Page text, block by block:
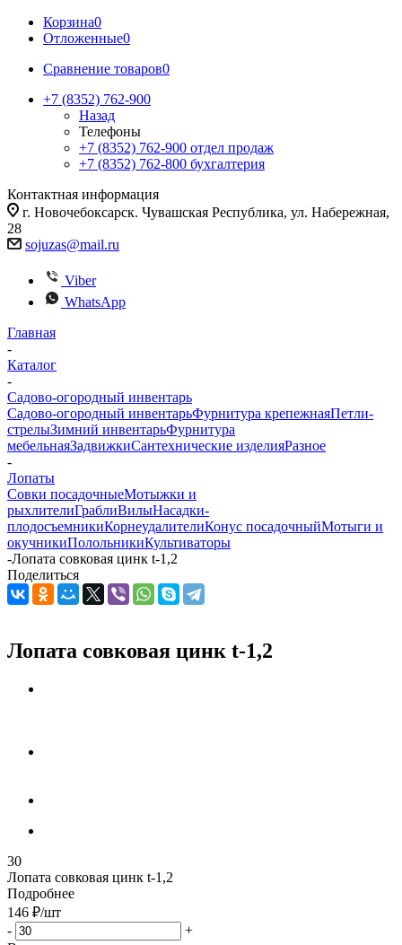
Корзина0
Отложенные0
Сравнение товаров0
+7 (8352) 762-900
Назад
Телефоны
+7 (8352) 762-900 отдел продаж
+7 (8352) 762-800 бухгалтерия
Контактная информация
г. Новочебоксарск. Чувашская Республика, ул. Набережная,
28
sojuzas@mail.ru
Viber
WhatsApp
Главная
-
Каталог
-
Садово-огородный инвентарь
Садово-огородный инвентарьФурнитура крепежнаяПетли-
стрелыЗимний инвентарьФурнитура
мебельнаяЗадвижкиСантехнические изделияРазное
-
Лопаты
Совки посадочныеМотыжки и
рыхлителиГраблиВилыНасадки-
плодосъемникиКорнеудалителиКонус посадочныйМотыги и
окучникиПолольникиКультиваторы
-Лопата совковая цинк t-1,2
Поделиться
Лопата совковая цинк t-1,2
30
Лопата совковая цинк t-1,2
Подробнее
146 ₽/шт
-
+